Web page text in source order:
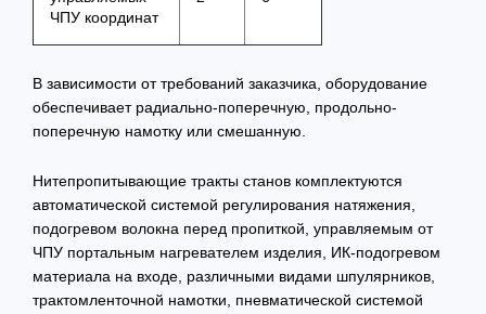
ЧПУ координат
В зависимости от требований заказчика, оборудование
обеспечивает радиально-поперечную, продольно-
поперечную намотку или смешанную.
Нитепропитывающие тракты станов комплектуются
автоматической системой регулирования натяжения,
подогревом волокна перед пропиткой, управляемым от
ЧПУ портальным нагревателем изделия, ИК-подогревом
материала на входе, различными видами шпулярников,
трактомленточной намотки, пневматической системой